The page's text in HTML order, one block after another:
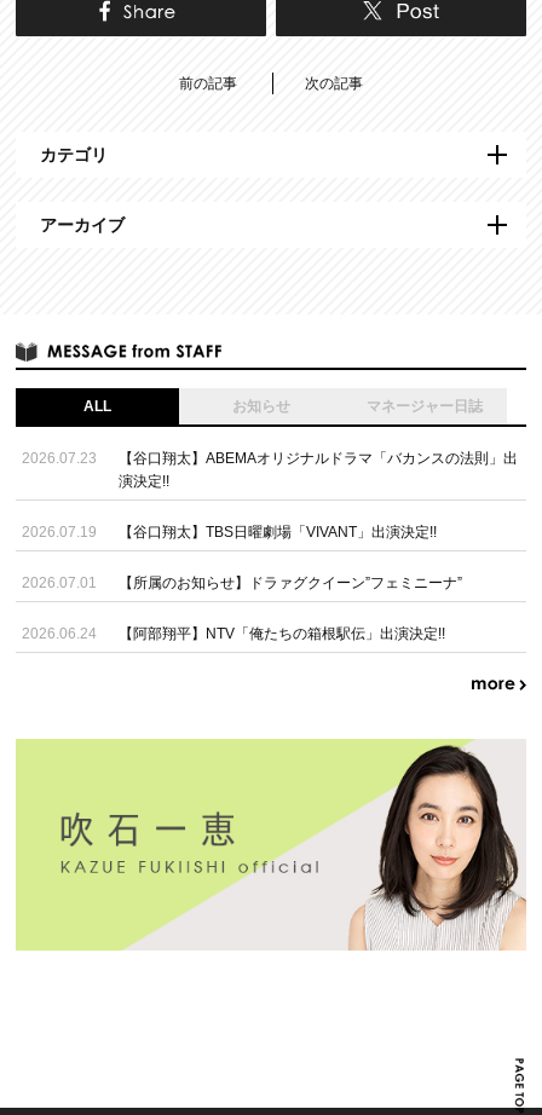
前の記事 次の記事
カテゴリ
アーカイブ
ALL お知らせ マネージャー日誌
2026.07.23
【谷口翔太】ABEMAオリジナルドラマ「バカンスの法則」出
演決定!!
2026.07.19 【谷口翔太】TBS日曜劇場「VIVANT」出演決定!!
2026.07.01 【所属のお知らせ】ドラァグクイーン”フェミニーナ”
2026.06.24 【阿部翔平】NTV「俺たちの箱根駅伝」出演決定!!